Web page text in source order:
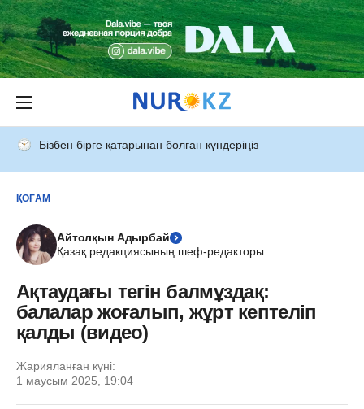
Бізбен бірге қатарынан болған күндеріңіз
ҚОҒАМ
Айтолқын Адырбай
Қазақ редакциясының шеф-редакторы
Ақтаудағы тегін балмұздақ:
балалар жоғалып, жұрт кептеліп
қалды (видео)
Жарияланған күні:
1 маусым 2025, 19:04